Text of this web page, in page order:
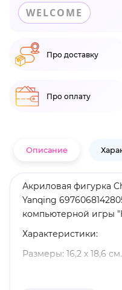
WELCOME
Про доставку
Про оплату
Описание
Акриловая фигурка
Yanqing
компьютерной игры
Характеристики:
Размеры: 16,2 х 18,6 см.